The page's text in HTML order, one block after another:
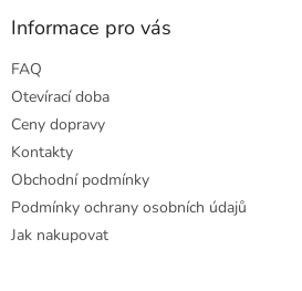
Informace pro vás
FAQ
Otevírací doba
Ceny dopravy
Kontakty
Obchodní podmínky
Podmínky ochrany osobních údajů
Jak nakupovat